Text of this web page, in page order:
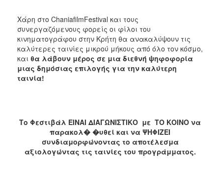
ΔΗΜΟΣ
ΠΟΛΙΤΙΣΜΟΣ
ΑΝΘΕΚΤΙΚΗ
ΠΟΛΗ
Χάρη στο ChaniafilmFestival και τους
συνεργαζόμενους φορείς οι φίλοι του
κινηματογράφου στην Κρήτη θα ανακαλύψουν τις
καλύτερες ταινίες μικρού μήκους από όλο τον κόσμο,
και θα λάβουν μέρος σε μια διεθνή ψηφοφορία
μιας δημόσιας επιλογής για την καλύτερη
ταινία!
Το Φεστιβάλ ΕΙΝΑΙ ΔΙΑΓΩΝΙΣΤΙΚΟ με ΤΟ ΚΟΙΝΟ να
παρακολ� �υθεί και να ΨΗΦΙΖΕΙ
συνδιαμορφώνοντας το αποτέλεσμα
αξιολογώντας τις ταινίες του προγράμματος.